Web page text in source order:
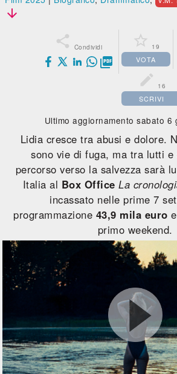

 Condividi

 19
VOTA
 16
SCRIVI
Ultimo aggiornamento sabato 6
Lidia cresce tra abusi e dolore.
sono vie di fuga, ma tra lutti e
percorso verso la salvezza sarà
Italia al Box Office La
incassato nelle prime 7
programmazione 43,9 mila euro
primo weekend.